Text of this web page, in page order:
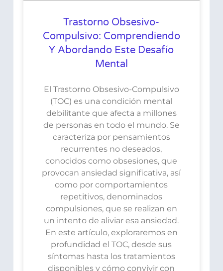
Trastorno Obsesivo-
Compulsivo: Comprendiendo
Y Abordando Este Desafío
Mental
El Trastorno Obsesivo-Compulsivo
(TOC) es una condición mental
debilitante que afecta a millones
de personas en todo el mundo. Se
caracteriza por pensamientos
recurrentes no deseados,
conocidos como obsesiones, que
provocan ansiedad significativa, así
como por comportamientos
repetitivos, denominados
compulsiones, que se realizan en
un intento de aliviar esa ansiedad.
En este artículo, exploraremos en
profundidad el TOC, desde sus
síntomas hasta los tratamientos
disponibles y cómo convivir con